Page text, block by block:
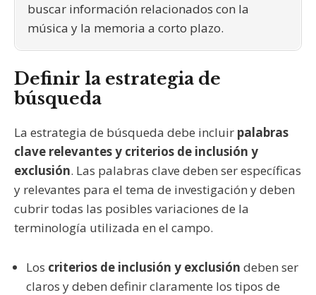
buscar información relacionados con la
música y la memoria a corto plazo.
Definir la estrategia de
búsqueda
La estrategia de búsqueda debe incluir palabras
clave relevantes y criterios de inclusión y
exclusión. Las palabras clave deben ser específicas
y relevantes para el tema de investigación y deben
cubrir todas las posibles variaciones de la
terminología utilizada en el campo.
Los criterios de inclusión y exclusión deben ser
claros y deben definir claramente los tipos de